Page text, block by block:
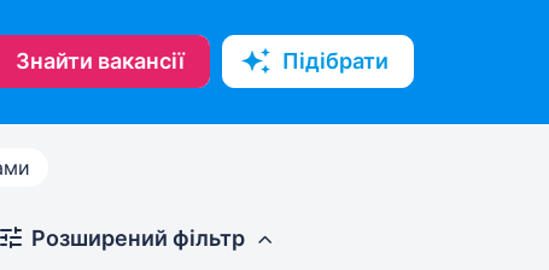
Знайти вакансії Підібрати
Розширений фільтр